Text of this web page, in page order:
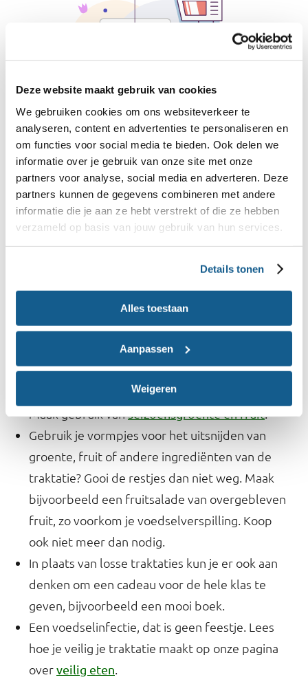
Deze website maakt gebruik van cookies
We gebruiken cookies om ons websiteverkeer te
analyseren, content en advertenties te personaliseren en
om functies voor social media te bieden. Ook delen we
informatie over je gebruik van onze site met onze
partners voor analyse, social media en adverteren. Deze
partners kunnen de gegevens combineren met andere
informatie die je aan ze hebt verstrekt of die ze hebben
verzameld op basis van jouw gebruik van hun services.
Details tonen
Alles toestaan
Aanpassen
Weigeren
Algemene traktatietips
Vraag na of er kinderen zijn met een allergie of
vanuit een geloofsovertuiging bepaalde
producten niet eten, en houd daar rekening
mee.
Houd de porties klein en kies voor producten
een doosje rozijnen, een portie fruit of een klein
bekertje naturel popcorn. Ga je voor een
traktatie die niet in de Schijf van Vijf staat zoals
koek of snoep? Kies dan voor een klein koekje of
Maak gebruik vanseizoensgroente en fruit.
Gebruik je vormpjes voor het uitsnijden van
groente, fruit of andere ingrediënten van de
traktatie? Gooi de restjes dan niet weg. Maak
bijvoorbeeld een fruitsalade van overgebleven
fruit, zo voorkom je voedselverspilling. Koop
ook niet meer dan nodig.
In plaats van losse traktaties kun je er ook aan
denken om een cadeau voor de hele klas te
geven, bijvoorbeeld een mooi boek.
Een voedselinfectie, dat is geen feestje. Lees
hoe je veilig je traktatie maakt op onze pagina
overveilig eten.